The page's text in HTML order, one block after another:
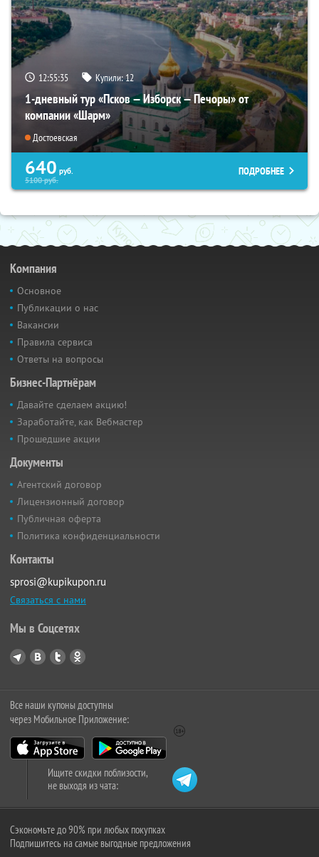
12:55:34 Купили:12
1-дневный тур «Псков — Изборск — Печоры» от
компании «Шарм»
Достоевская
640 руб.
5100руб.
ПОДРОБНЕЕ
Компания
Основное
Публикации о нас
Вакансии
Правила сервиса
Ответы на вопросы
Бизнес-Партнёрам
Давайте сделаем акцию!
Заработайте, как Вебмастер
Прошедшие акции
Документы
Агентский договор
Лицензионный договор
Публичная оферта
Политика конфиденциальности
Контакты
sprosi@kupikupon.ru
Связаться с нами
Мы в Соцсетях
Все наши купоны доступны
через Мобильное Приложение:
Ищите скидки поблизости,
не выходя из чата:
Сэкономьте до 90% при любых покупках
Подпишитесь на самые выгодные предложения